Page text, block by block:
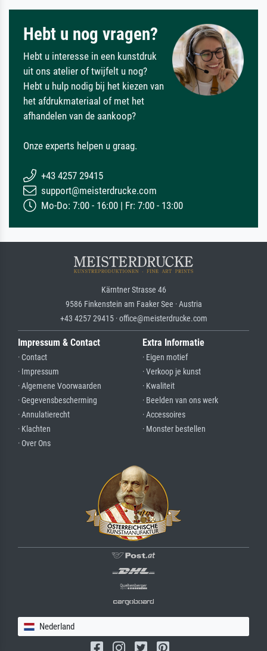
Hebt u nog vragen?
Hebt u interesse in een kunstdruk
uit ons atelier of twijfelt u nog?
Hebt u hulp nodig bij het kiezen van
het afdrukmateriaal of met het
afhandelen van de aankoop?
Onze experts helpen u graag.
+43 4257 29415
support@meisterdrucke.com
Mo-Do: 7:00 - 16:00 | Fr: 7:00 - 13:00
Kärntner Strasse 46
9586 Finkenstein am Faaker See · Austria
+43 4257 29415 · office@meisterdrucke.com
Impressum & Contact
· Contact
· Impressum
· Algemene Voorwaarden
· Gegevensbescherming
· Annulatierecht
· Klachten
· Over Ons
Extra Informatie
· Eigen motief
· Verkoop je kunst
· Kwaliteit
· Beelden van ons werk
· Accessoires
· Monster bestellen
Nederland